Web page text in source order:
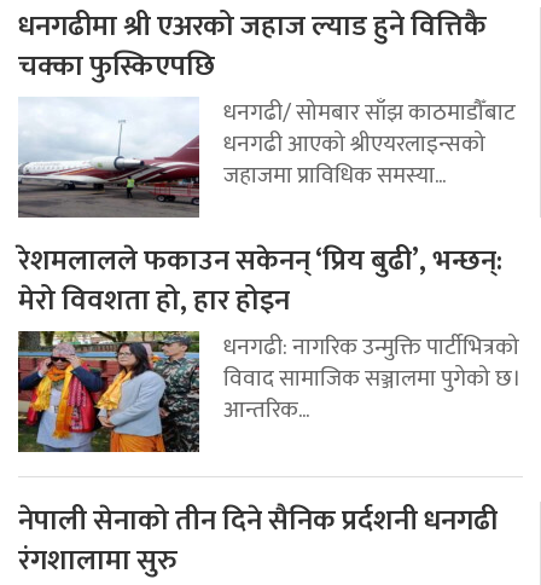
धनगढीमा श्री एअरको जहाज ल्याड हुने वित्तिकै
चक्का फुस्किएपछि
धनगढी/ सोमबार साँझ काठमाडौँबाट
धनगढी आएको श्रीएयरलाइन्सको
जहाजमा प्राविधिक समस्या...
रेशमलालले फकाउन सकेनन् ‘प्रिय बुढी’, भन्छन्:
मेरो विवशता हो, हार होइन
धनगढी: नागरिक उन्मुक्ति पार्टीभित्रको
विवाद सामाजिक सञ्जालमा पुगेको छ।
आन्तरिक...
नेपाली सेनाको तीन दिने सैनिक प्रर्दशनी धनगढी
रंगशालामा सुरु